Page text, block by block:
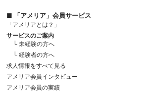
■ 「アメリア」会員サービス
「アメリアとは？」
サービスのご案内
└ 未経験の方へ
└ 経験者の方へ
求人情報をすべて見る
アメリア会員インタビュー
アメリア会員の実績